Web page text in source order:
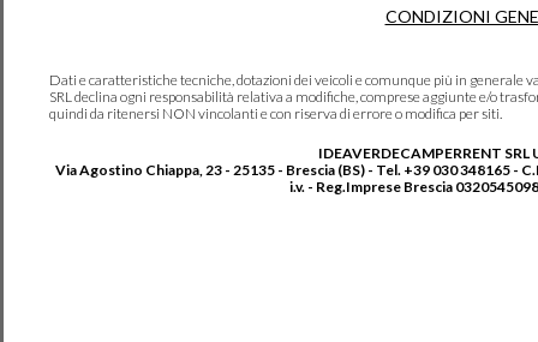
CONDIZIONI
Dati e caratteristiche tecniche, dotazioni dei veicoli e comunque più in generale
SRL declina ogni responsabilità relativa a modifiche, comprese aggiunte e/o
quindi da ritenersi NON vincolanti e con riserva di errore o modifica per siti.
IDEAVERDECAMPERRENT SRL
Via Agostino Chiappa, 23 - 25135 - Brescia (BS) - Tel. +39 030 348165 -
i.v. - Reg.Imprese Brescia